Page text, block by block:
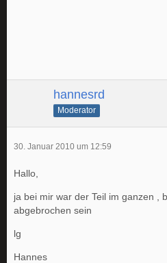
hannesrd
Moderator
30. Januar 2010 um 12:59
Hallo,
ja bei mir war der Teil im ganzen ,
abgebrochen sein
lg
Hannes